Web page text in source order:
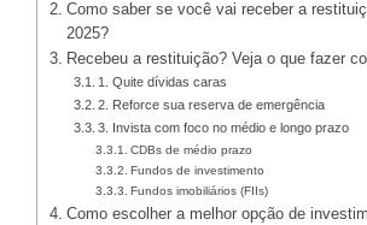
Como saber se você vai receber a
2025?
Recebeu a restituição? Veja o que fazer
1. Quite dívidas caras
2. Reforce sua reserva de emergência
3. Invista com foco no médio e longo prazo
CDBs de médio prazo
Fundos de investimento
Fundos imobiliários (FIIs)
Como escolher a melhor opção de